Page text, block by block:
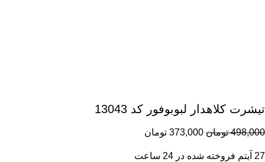
تیشرت کلاهدار لبوبوفور کد 13043
498,000 تومان 373,000 تومان
27 آیتم فروخته شده در 24 ساعت